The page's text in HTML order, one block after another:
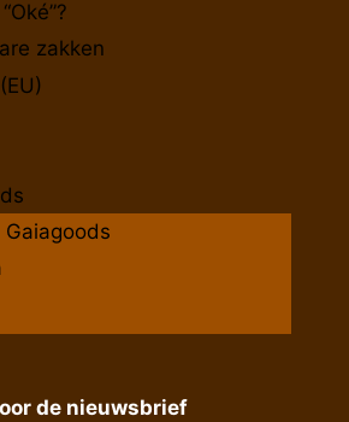
zakken
de nieuwsbrief